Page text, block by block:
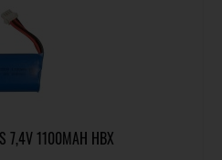
7,4V 1100MAH HBX